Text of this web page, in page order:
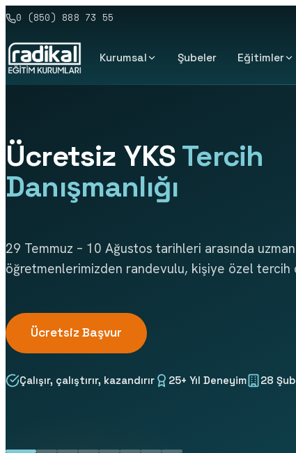
0 (850) 888 73 55
Kurumsal Şubeler Eğitimler
Ücretsiz YKSTercih
Danışmanlığı
29 Temmuz – 10 Ağustos tarihleri arasında
öğretmenlerimizden randevulu, kişiye özel tercih
Ücretsiz Başvur
Çalışır, çalıştırır, kazandırır 25+ Yıl Deneyim 28